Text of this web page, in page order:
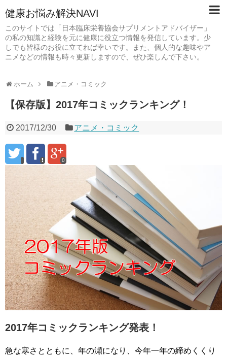
健康お悩み解決NAVI
このサイトでは「日本臨床栄養協会サプリメントアドバイザー」
の私の知識と経験を元に健康に役立つ情報を発信しています。少
しでも皆様のお役に立てれば幸いです。また、個人的な趣味やア
ニメなどの情報も時々更新しますので、ぜひ楽しんで下さい。
ホーム アニメ・コミック
【保存版】2017年コミックランキング！
2017/12/30 アニメ・コミック
0
2017年コミックランキング発表！
急な寒さとともに、年の瀬になり、今年一年の締めくくり